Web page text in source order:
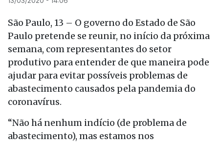
São Paulo, 13 – O governo do Estado de São
Paulo pretende se reunir, no início da próxima
semana, com representantes do setor
produtivo para entender de que maneira pode
ajudar para evitar possíveis problemas de
abastecimento causados pela pandemia do
coronavírus.
“Não há nenhum indício (de problema de
abastecimento), mas estamos nos